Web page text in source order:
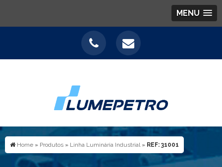
MENU
Home » Produtos » Linha Luminária Industrial » REF: 31001